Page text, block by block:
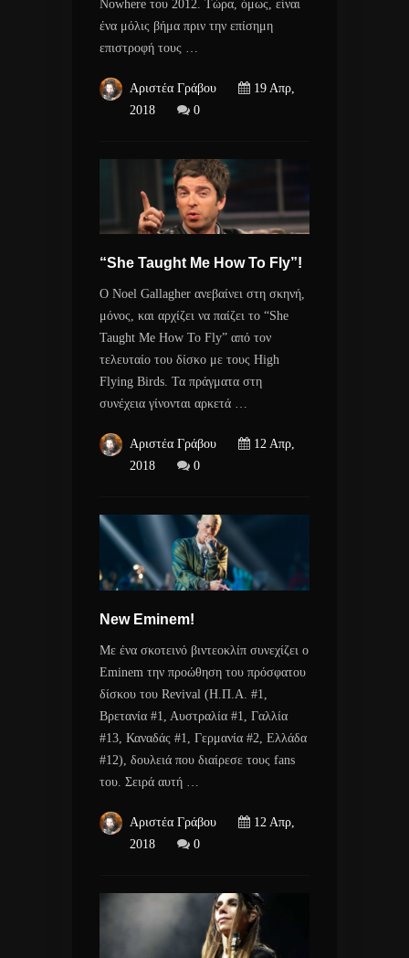
Nowhere του 2012. Τώρα, όμως, είναι
ένα μόλις βήμα πριν την επίσημη
επιστροφή τους …
Αριστέα Γράβου
19 Απρ,
2018
0
“She Taught Me How To Fly”!
Ο Noel Gallagher ανεβαίνει στη σκηνή,
μόνος, και αρχίζει να παίζει το “She
Taught Me How To Fly” από τον
τελευταίο του δίσκο με τους High
Flying Birds. Τα πράγματα στη
συνέχεια γίνονται αρκετά …
Αριστέα Γράβου
12 Απρ,
2018
0
New Eminem!
Με ένα σκοτεινό βιντεοκλίπ συνεχίζει ο
Eminem την προώθηση του πρόσφατου
δίσκου του Revival (Η.Π.Α. #1,
Βρετανία #1, Αυστραλία #1, Γαλλία
#13, Καναδάς #1, Γερμανία #2, Ελλάδα
#12), δουλειά που διαίρεσε τους fans
του. Σειρά αυτή …
Αριστέα Γράβου
12 Απρ,
2018
0